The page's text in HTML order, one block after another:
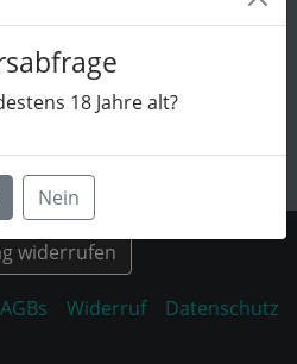
18Jahre alt?
Nein
widerrufen
AGBs Widerruf Datenschutz